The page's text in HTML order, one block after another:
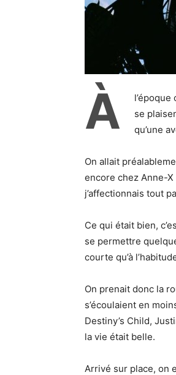
À
se
qu’une
On allait
encore chez Anne-X
j’affectionnais tout
Ce qui était bien,
se permettre
courte qu’à
On prenait donc la
s’écoulaient en
Destiny’s Child,
la vie était belle.
Arrivé sur place, on